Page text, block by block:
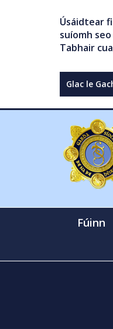
Úsáidtear
suíomh
Tabhair
Glac le
Fúinn